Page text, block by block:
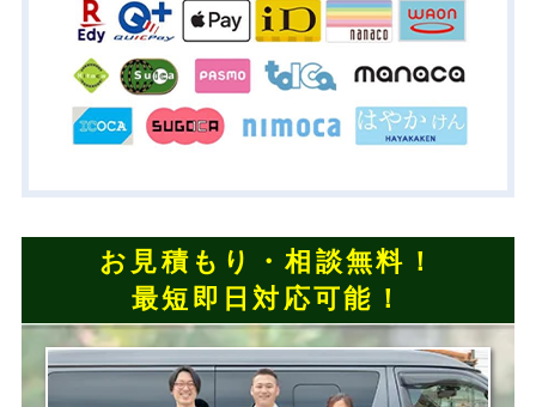
お見積もり・相談無料！
最短即日対応可能！